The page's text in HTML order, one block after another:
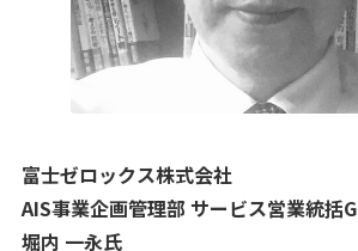
富士ゼロックス株式会社
AIS事業企画管理部 サービス営業統括G
堀内 一永氏